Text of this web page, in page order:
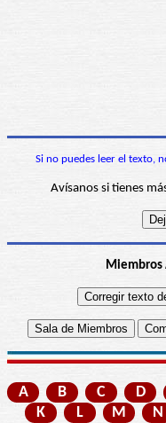
Si no puedes leer el texto,
Avísanos si tienes
Miembros
A B C D
K
L M N